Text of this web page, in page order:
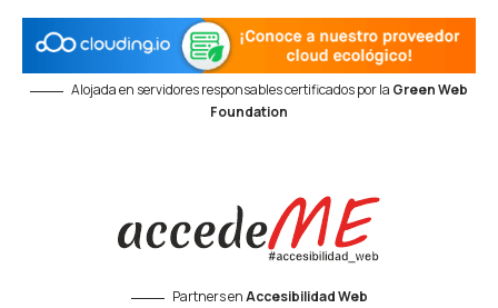
Alojada en servidores responsables certificados por la Green Web
Foundation
Partners enAccesibilidad Web